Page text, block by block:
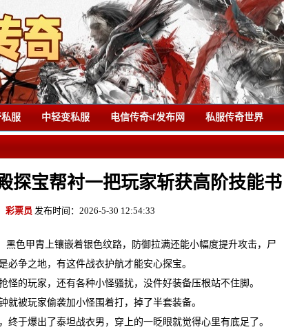
服 中轻变私服 电信传奇sf发布网 私服传奇世界
探宝帮衬一把玩家斩获高阶技能书
彩票员 发布时间：2026-5-30 12:54:33
黑色甲胄上镶嵌着银色纹路，防御拉满还能小幅度提升攻击，尸
必争之地，有这件战衣护航才能安心探宝。
怪的玩家，还有各种小怪骚扰，没件好装备压根站不住脚。
就被玩家偷袭加小怪围着打，掉了半套装备。
终于爆出了泰坦战衣男，穿上的一眨眼就觉得心里有底足了。